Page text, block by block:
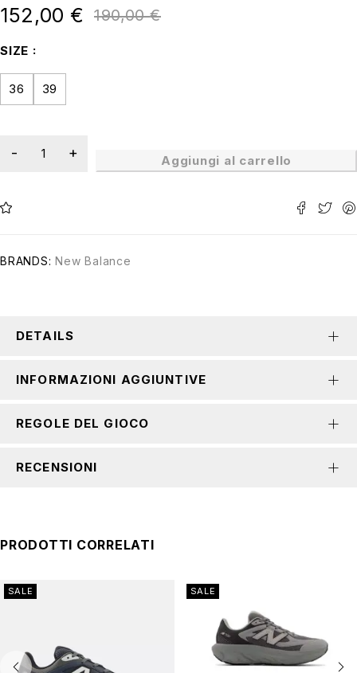
190,00€
152,00 €
SIZE
36 39
Aggiungi al carrello
BRANDS: New Balance
DETAILS
INFORMAZIONI AGGIUNTIVE
REGOLE DEL GIOCO
RECENSIONI
PRODOTTI CORRELATI
SALE SALE